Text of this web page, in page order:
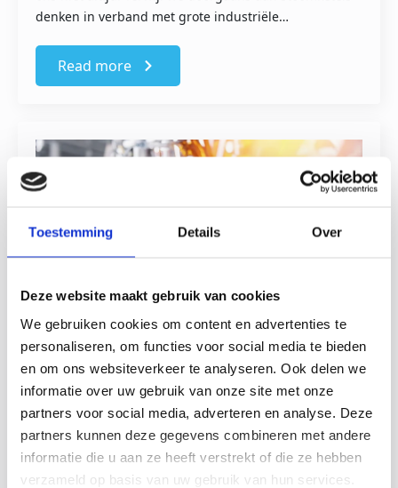
Toestemming Details Over
Deze website maakt gebruik van cookies
We gebruiken cookies om content en advertenties te
personaliseren, om functies voor social media te bieden
en om ons websiteverkeer te analyseren. Ook delen we
informatie over uw gebruik van onze site met onze
partners voor social media, adverteren en analyse. Deze
partners kunnen deze gegevens combineren met andere
informatie die u aan ze heeft verstrekt of die ze hebben
verzameld op basis van uw gebruik van hun services.
denken in verband met grote industriële…
Read more
De betekenis van de stoomketel in de
Nederlandse industrie: de focus op
schone elektrische stoomketels
Scharff Techniek BV solidresults 24-07-24 Geen reacties
Stoomketels hebben een lange en invloedrijke